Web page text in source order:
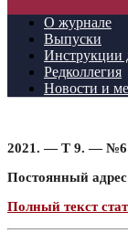
О журнале
Выпуски
Инструкции
Редколлегия
Новости и
2021. — Т 9. — №6
Постоянный
Полный текст